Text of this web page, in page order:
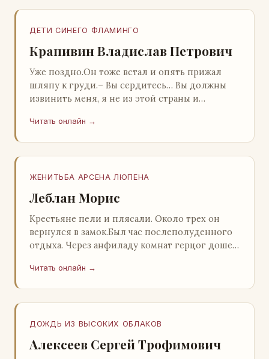
ДЕТИ СИНЕГО ФЛАМИНГО
Крапивин Владислав Петрович
Уже поздно.Он тоже встал и опять прижал
шляпу к груди.– Вы сердитесь… Вы должны
извинить меня, я не из этой страны и
прошу: выс…
Читать онлайн →
ЖЕНИТЬБА АРСЕНА ЛЮПЕНА
Леблан Морис
Крестьяне пели и плясали. Около трех он
вернулся в замок.Был час послеполуденного
отдыха. Через анфиладу комнат герцог дошел
во…
Читать онлайн →
ДОЖДЬ ИЗ ВЫСОКИХ ОБЛАКОВ
Алексеев Сергей Трофимович